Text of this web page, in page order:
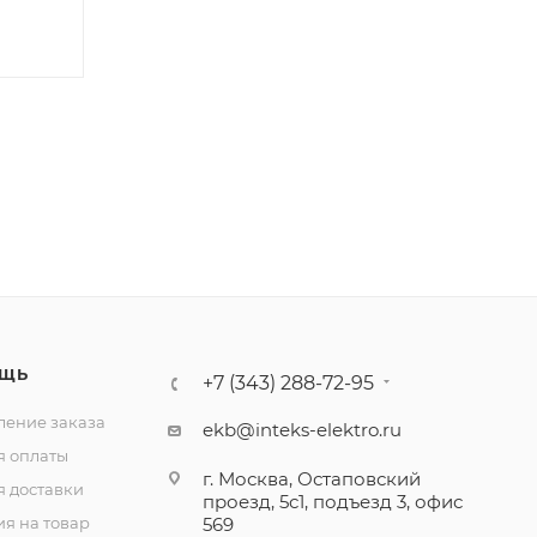
заказа
оплаты
доставки
на товар
+7 (343) 288-72-95
ekb@inteks-elektro.ru
г. Москва, Остаповский
проезд, 5с1, подъезд 3, офис
569